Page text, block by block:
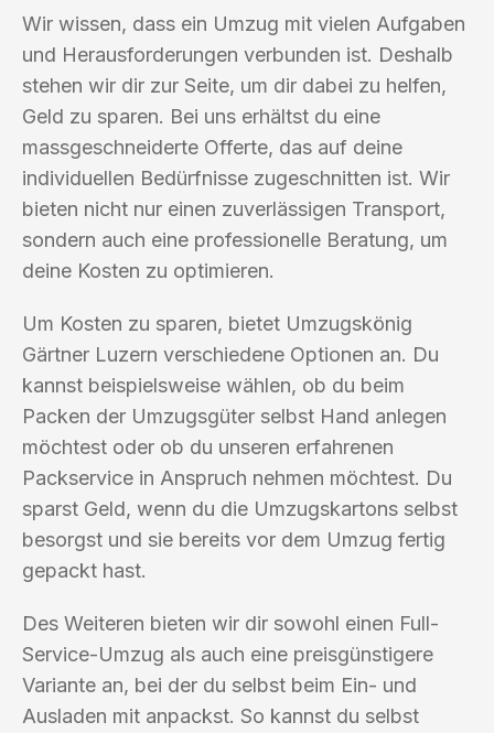
Wir wissen, dass ein Umzug mit vielen Aufgaben
und Herausforderungen verbunden ist. Deshalb
stehen wir dir zur Seite, um dir dabei zu helfen,
Geld zu sparen. Bei uns erhältst du eine
massgeschneiderte Offerte, das auf deine
individuellen Bedürfnisse zugeschnitten ist. Wir
bieten nicht nur einen zuverlässigen Transport,
sondern auch eine professionelle Beratung, um
deine Kosten zu optimieren.
Um Kosten zu sparen, bietet Umzugskönig
Gärtner Luzern verschiedene Optionen an. Du
kannst beispielsweise wählen, ob du beim
Packen der Umzugsgüter selbst Hand anlegen
möchtest oder ob du unseren erfahrenen
Packservice in Anspruch nehmen möchtest. Du
sparst Geld, wenn du die Umzugskartons selbst
besorgst und sie bereits vor dem Umzug fertig
gepackt hast.
Des Weiteren bieten wir dir sowohl einen Full-
Service-Umzug als auch eine preisgünstigere
Variante an, bei der du selbst beim Ein- und
Ausladen mit anpackst. So kannst du selbst